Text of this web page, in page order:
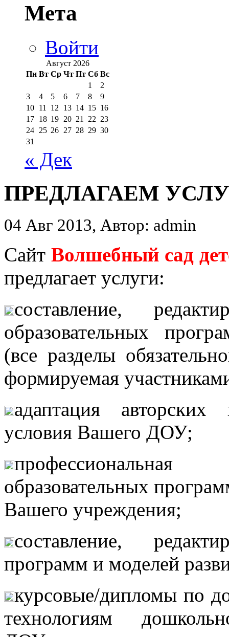
Мета
Войти
Август 2026
Пн Вт Ср Чт Пт Сб Вс
1
2
3
4 5 6 7 8
9
10 11 12 13 14 15 16
17 18 19 20 21 22 23
24 25 26 27 28 29 30
31
« Дек
ПРЕДЛАГАЕМ
04 Авг 2013, Автор: admin
Сайт Волшебный сад
предлагает услуги:
составление,
образовательных
(все разделы
формируемая
адаптация
условия Вашего ДОУ;
образовательных
Вашего учреждения;
составление,
программ и моделей
курсовые/дипломы по
технологиям